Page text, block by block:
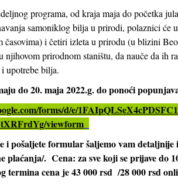
programa, od kraja maja do početka
samoniklog bilja u prirodi, polaznici će
časovima) i četiri izleta u prirodu (u blizini
njihovom prirodnom staništu, da nauče da ih
upotrebe bilja.
do 20. maja 2022.g. do ponoći
forms/d/e/
viewform
i pošaljete formular šaljemo vam
plaćanja/. Cena: za sve koji se prijave do
termina cena je 43 000 rsd /28 000 rsd